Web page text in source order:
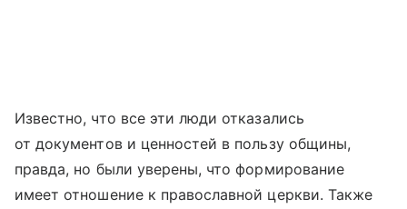
Известно, что все эти люди отказались
от документов и ценностей в пользу общины,
правда, но были уверены, что формирование
имеет отношение к православной церкви. Также